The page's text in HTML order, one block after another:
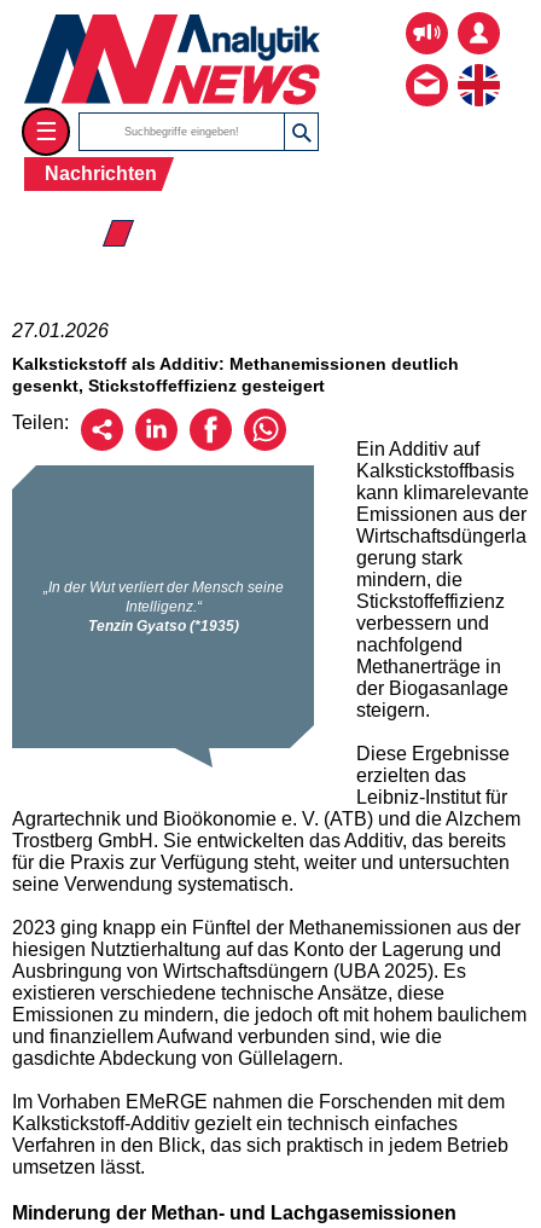
☰
Nachrichten
☰ 2026
27.01.2026
Kalkstickstoff als Additiv: Methanemissionen deutlich
gesenkt, Stickstoffeffizienz gesteigert
Teilen:
Ein Additiv auf
Kalkstickstoffbasis
kann klimarelevante
Emissionen aus der
Wirtschaftsdüngerla
gerung stark
mindern, die
Stickstoffeffizienz
verbessern und
nachfolgend
Methanerträge in
der Biogasanlage
steigern.
Diese Ergebnisse
erzielten das
Leibniz-Institut für
Agrartechnik und Bioökonomie e. V. (ATB) und die Alzchem
Trostberg GmbH. Sie entwickelten das Additiv, das bereits
für die Praxis zur Verfügung steht, weiter und untersuchten
seine Verwendung systematisch.
2023 ging knapp ein Fünftel der Methanemissionen aus der
hiesigen Nutztierhaltung auf das Konto der Lagerung und
Ausbringung von Wirtschaftsdüngern (UBA 2025). Es
existieren verschiedene technische Ansätze, diese
Emissionen zu mindern, die jedoch oft mit hohem baulichem
und finanziellem Aufwand verbunden sind, wie die
gasdichte Abdeckung von Güllelagern.
Im Vorhaben EMeRGE nahmen die Forschenden mit dem
Kalkstickstoff-Additiv gezielt ein technisch einfaches
Verfahren in den Blick, das sich praktisch in jedem Betrieb
umsetzen lässt.
Minderung der Methan- und Lachgasemissionen